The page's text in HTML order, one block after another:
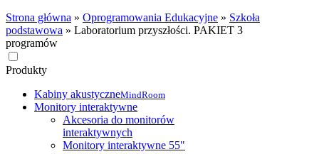
Strona główna » Oprogramowania Edukacyjne » Szkoła
podstawowa » Laboratorium przyszłości. PAKIET 3
programów
Produkty
Kabiny akustyczneMindRoom
Monitory interaktywne
Akcesoria do monitorów
interaktywnych
Monitory interaktywne 55"